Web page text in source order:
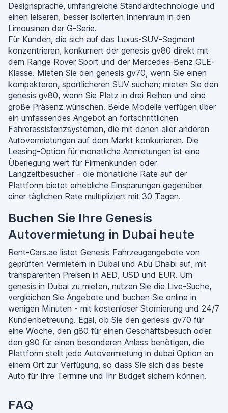
Designsprache, umfangreiche Standardtechnologie und
einen leiseren, besser isolierten Innenraum in den
Limousinen der G-Serie.
Für Kunden, die sich auf das Luxus-SUV-Segment
konzentrieren, konkurriert der genesis gv80 direkt mit
dem Range Rover Sport und der Mercedes-Benz GLE-
Klasse. Mieten Sie den genesis gv70, wenn Sie einen
kompakteren, sportlicheren SUV suchen; mieten Sie den
genesis gv80, wenn Sie Platz in drei Reihen und eine
große Präsenz wünschen. Beide Modelle verfügen über
ein umfassendes Angebot an fortschrittlichen
Fahrerassistenzsystemen, die mit denen aller anderen
Autovermietungen auf dem Markt konkurrieren. Die
Leasing-Option für monatliche Anmietungen ist eine
Überlegung wert für Firmenkunden oder
Langzeitbesucher - die monatliche Rate auf der
Plattform bietet erhebliche Einsparungen gegenüber
einer täglichen Rate multipliziert mit 30 Tagen.
Buchen Sie Ihre Genesis
Autovermietung in Dubai heute
Rent-Cars.ae listet Genesis Fahrzeugangebote von
geprüften Vermietern in Dubai und Abu Dhabi auf, mit
transparenten Preisen in AED, USD und EUR. Um
genesis in Dubai zu mieten, nutzen Sie die Live-Suche,
vergleichen Sie Angebote und buchen Sie online in
wenigen Minuten - mit kostenloser Stornierung und 24/7
Kundenbetreuung. Egal, ob Sie den genesis gv70 für
eine Woche, den g80 für einen Geschäftsbesuch oder
den g90 für einen besonderen Anlass benötigen, die
Plattform stellt jede Autovermietung in dubai Option an
einem Ort zur Verfügung, so dass Sie sich das beste
Auto für Ihre Termine und Ihr Budget sichern können.
FAQ